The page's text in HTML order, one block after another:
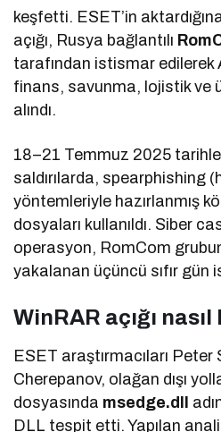
keşfetti. ESET’in
açığı, Rusya bağlantılı
tarafından istismar edilerek
finans, savunma, lojistik ve
alındı.
18–21 Temmuz 2025
saldırılarda, spearphishing
yöntemleriyle hazırlanmış
dosyaları kullanıldı. Siber
operasyon, RomCom
yakalanan üçüncü sıfır gün
WinRAR açığı
ESET araştırmacıları
Cherepanov, olağan dışı
dosyasında msedge.dll
DLL tespit etti. Yapılan